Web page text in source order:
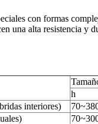
con formas
una alta resistencia y
h
interiores)